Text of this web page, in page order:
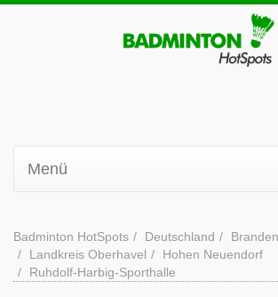
Menü
Badminton HotSpots Deutschland
Landkreis Oberhavel
Hohen Neuendorf
Ruhdolf-Harbig-Sporthalle